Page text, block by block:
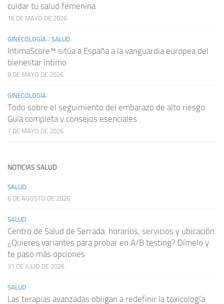
cuidar tu salud femenina
16 DE MAYO DE 2026
GINECOLOGÍA / SALUD
IntimaScore™ sitúa a España a la vanguardia europea del
bienestar íntimo
9 DE MAYO DE 2026
GINECOLOGÍA
Todo sobre el seguimiento del embarazo de alto riesgo:
Guía completa y consejos esenciales
7 DE MAYO DE 2026
NOTICIAS SALUD
SALUD
6 DE AGOSTO DE 2026
SALUD
Centro de Salud de Serrada: horarios, servicios y ubicación
¿Quieres variantes para probar en A/B testing? Dímelo y
te paso más opciones
31 DE JULIO DE 2026
SALUD
Las terapias avanzadas obligan a redefinir la toxicología